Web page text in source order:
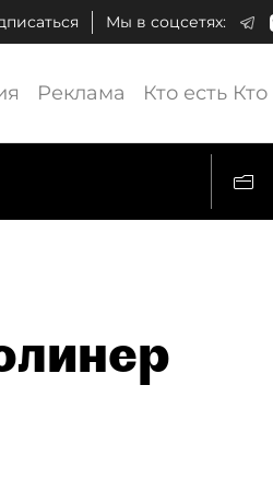
Мы в соцсетях:
Реклама Кто есть Кто